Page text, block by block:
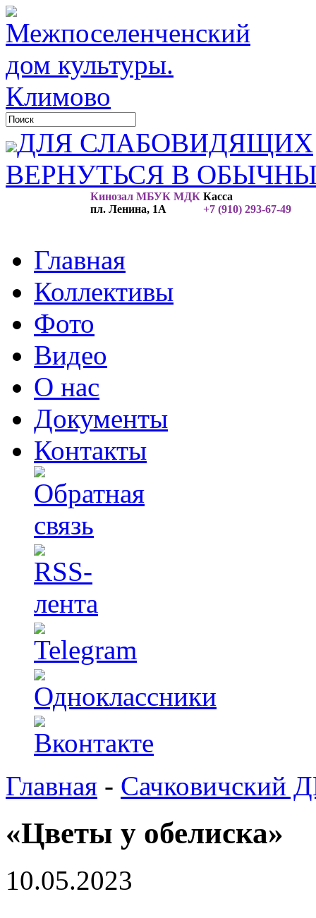
ДЛЯ СЛАБОВИДЯЩИХ
ВЕРНУТЬСЯ В
Кинозал МБУК МДК
пл. Ленина, 1А
Касса
+7 (910) 293-67-49
Главная
Коллективы
Фото
Видео
О нас
Документы
Контакты
Главная - Сачковичский
«Цветы у обелиска»
10.05.2023